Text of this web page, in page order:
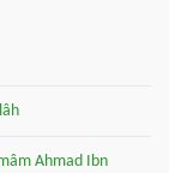
Ahmad Ibn